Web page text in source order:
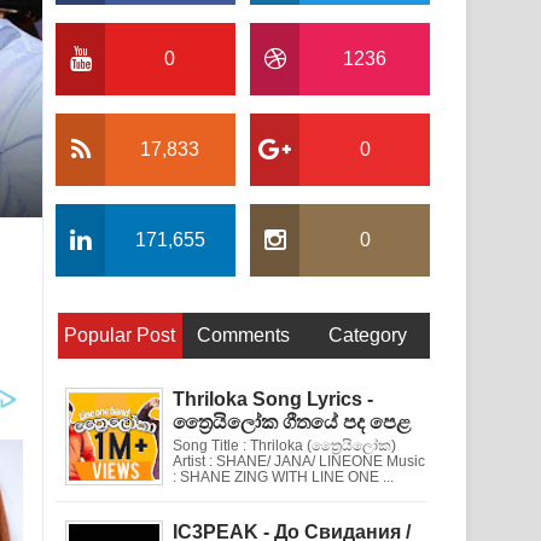
0 1236
17,833 0
171,655 0
Popular Post Comments Category
Thriloka Song Lyrics -
ත්‍රෛයිලෝක ගීතයේ පද පෙළ
Song Title : Thriloka (ත්‍රෛයිලෝක)
Artist : SHANE/ JANA/ LINEONE Music
: SHANE ZING WITH LINE ONE ...
IC3PEAK - До Свидания /